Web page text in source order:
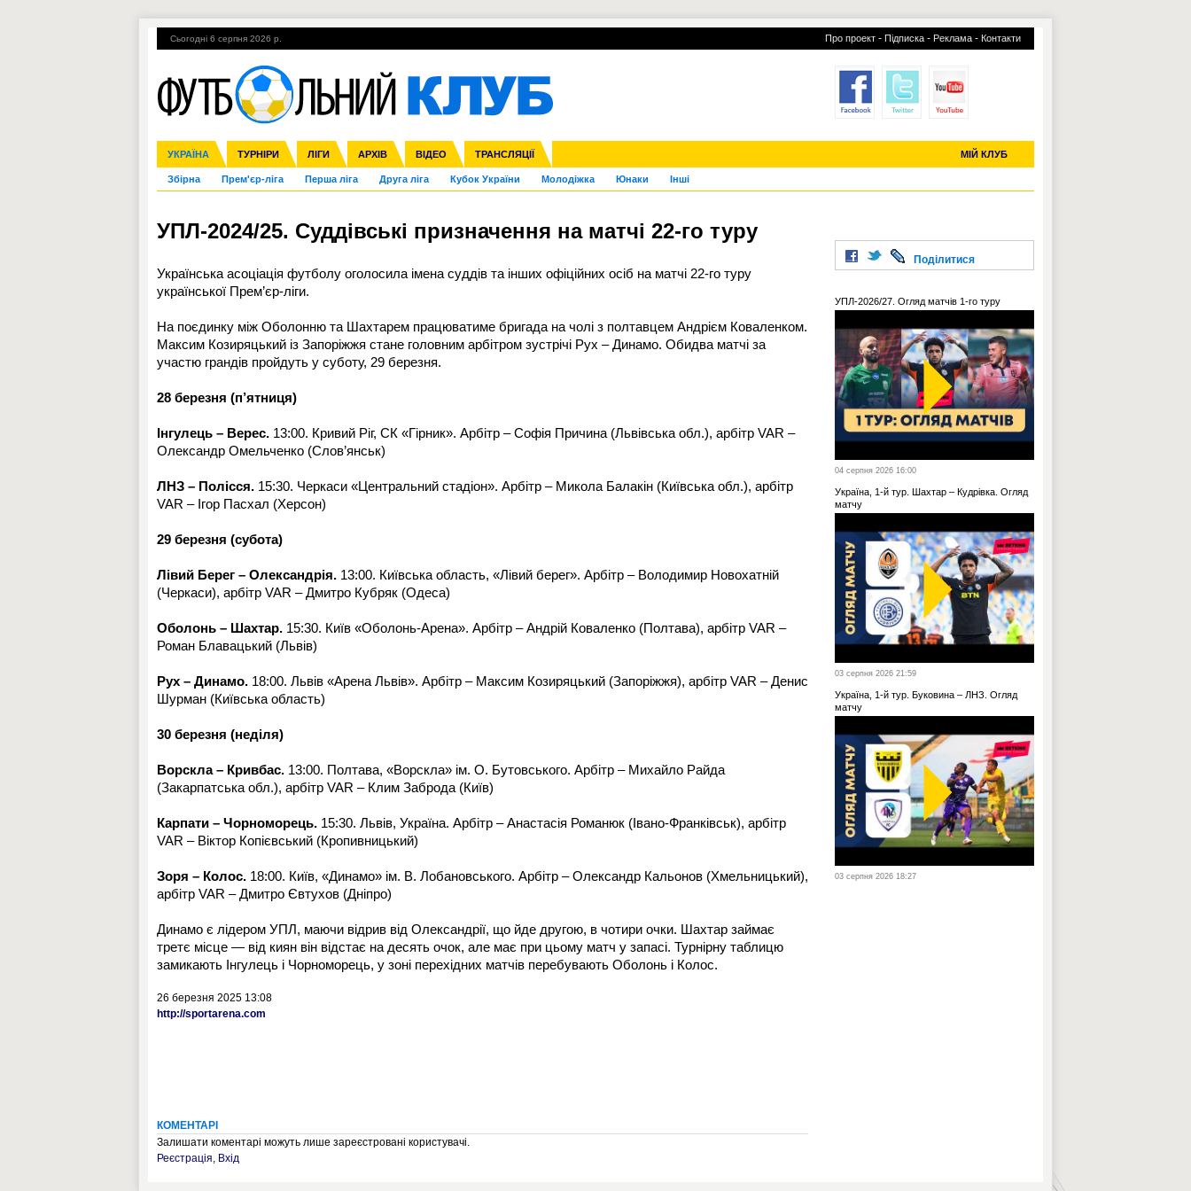
Сьогодні 6 серпня 2026 р. Про проект - Підписка - Реклама - Контакти
УКРАЇНА ТУРНІРИ ЛІГИ АРХІВ ВІДЕО ТРАНСЛЯЦІЇ МІЙ КЛУБ
Збірна Прем'єр-ліга Перша ліга Друга ліга Кубок України Молодіжка Юнаки Інші
Ліга чемпіонів Ліга Європи Міжнародні Ліга націй Ліга конференцій
Англія Іспанія Італія Німеччина Франція Інші
ЧС-2014 ЄВРО-2016 Росія Кубок конфедерацій ЧЄ-2015 (U-21)
Гарячі теми УПЛ, 1-й тур ВІЙНА УПЛ-ПЕРЕХОДИ УСІ ТРАНСФЕРИ
УПЛ-2024/25. Суддівські призначення на матчі 22-го туру
Українська асоціація футболу оголосила імена суддів та інших офіційних осіб на матчі 22-го туру
української Прем’єр-ліги.
На поєдинку між Оболонню та Шахтарем працюватиме бригада на чолі з полтавцем Андрієм Коваленком.
Максим Козиряцький із Запоріжжя стане головним арбітром зустрічі Рух – Динамо. Обидва матчі за
участю грандів пройдуть у суботу, 29 березня.
28 березня (п’ятниця)
Інгулець – Верес. 13:00. Кривий Ріг, СК «Гірник». Арбітр – Софія Причина (Львівська обл.), арбітр VAR –
Олександр Омельченко (Слов’янськ)
ЛНЗ – Полісся. 15:30. Черкаси «Центральний стадіон». Арбітр – Микола Балакін (Київська обл.), арбітр
VAR – Ігор Пасхал (Херсон)
29 березня (субота)
Лівий Берег – Олександрія. 13:00. Київська область, «Лівий берег». Арбітр – Володимир Новохатній
(Черкаси), арбітр VAR – Дмитро Кубряк (Одеса)
Оболонь – Шахтар. 15:30. Київ «Оболонь-Арена». Арбітр – Андрій Коваленко (Полтава), арбітр VAR –
Роман Блавацький (Львів)
Рух – Динамо. 18:00. Львів «Арена Львів». Арбітр – Максим Козиряцький (Запоріжжя), арбітр VAR – Денис
Шурман (Київська область)
30 березня (неділя)
Ворскла – Кривбас. 13:00. Полтава, «Ворскла» ім. О. Бутовського. Арбітр – Михайло Райда
(Закарпатська обл.), арбітр VAR – Клим Заброда (Київ)
Карпати – Чорноморець. 15:30. Львів, Україна. Арбітр – Анастасія Романюк (Івано-Франківськ), арбітр
VAR – Віктор Копієвський (Кропивницький)
Зоря – Колос. 18:00. Київ, «Динамо» ім. В. Лобановського. Арбітр – Олександр Кальонов (Хмельницький),
арбітр VAR – Дмитро Євтухов (Дніпро)
Динамо є лідером УПЛ, маючи відрив від Олександрії, що йде другою, в чотири очки. Шахтар займає
третє місце — від киян він відстає на десять очок, але має при цьому матч у запасі. Турнірну таблицю
замикають Інгулець і Чорноморець, у зоні перехідних матчів перебувають Оболонь і Колос.
26 березня 2025 13:08
http://sportarena.com
КОМЕНТАРІ
Залишати коментарі можуть лише зареєстровані користувачі.
Реєстрація, Вхід
Поділитися
УПЛ-2026/27. Огляд матчів 1-го туру
04 серпня 2026 16:00
Україна, 1-й тур. Шахтар – Кудрівка. Огляд
матчу
03 серпня 2026 21:59
Україна, 1-й тур. Буковина – ЛНЗ. Огляд
матчу
03 серпня 2026 18:27